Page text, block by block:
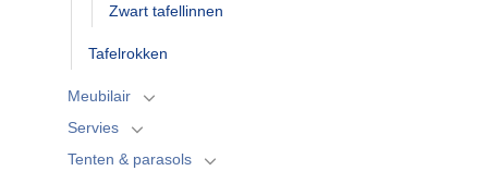
Zwart tafellinnen
Tafelrokken
Meubilair
Servies
Tenten & parasols